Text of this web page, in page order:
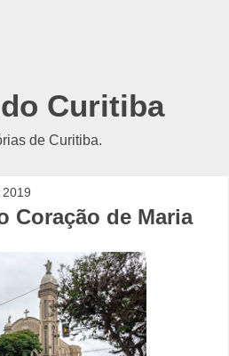
Curitiba
de Curitiba.
Coração de Maria